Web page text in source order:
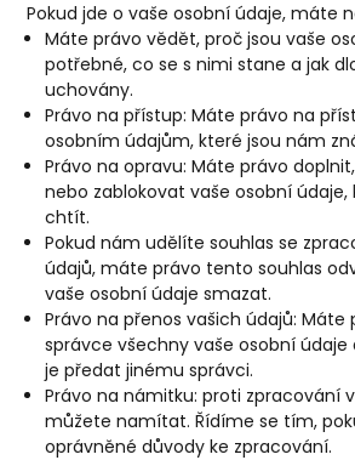
Pokud jde o vaše osobní údaje, máte
Máte právo vědět, proč jsou vaše
potřebné, co se s nimi stane a jak
uchovány.
Právo na přístup: Máte právo na
osobním údajům, které jsou nám
Právo na opravu: Máte právo
nebo zablokovat vaše osobní údaje,
chtít.
Pokud nám udělíte souhlas se
údajů, máte právo tento souhlas
vaše osobní údaje smazat.
Právo na přenos vašich údajů: Máte
správce všechny vaše osobní údaje
je předat jinému správci.
Právo na námitku: proti zpracování
můžete namítat. Řídíme se tím,
oprávněné důvody ke zpracování.